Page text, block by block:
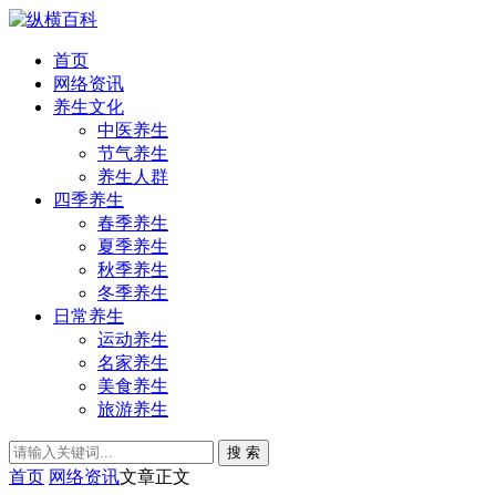
首页
网络资讯
养生文化
中医养生
节气养生
养生人群
四季养生
春季养生
夏季养生
秋季养生
冬季养生
日常养生
运动养生
名家养生
美食养生
旅游养生
搜 索
首页 网络资讯文章正文